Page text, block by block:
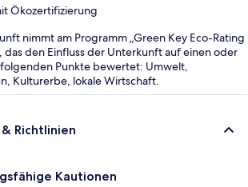
Ökozertifizierung
nimmt am Programm „Green Key Eco-Rating
das den Einfluss der Unterkunft auf einen oder
Punkte bewertet: Umwelt,
Kulturerbe, lokale Wirtschaft.
Richtlinien
Kautionen